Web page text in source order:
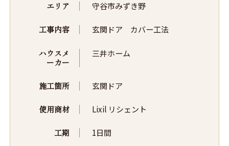
エリア 守谷市みずき野
工事内容 玄関ドア カバー工法
ハウスメ
ーカー
三井ホーム
施工箇所 玄関ドア
使用商材 Lixil リシェント
工期 1日間